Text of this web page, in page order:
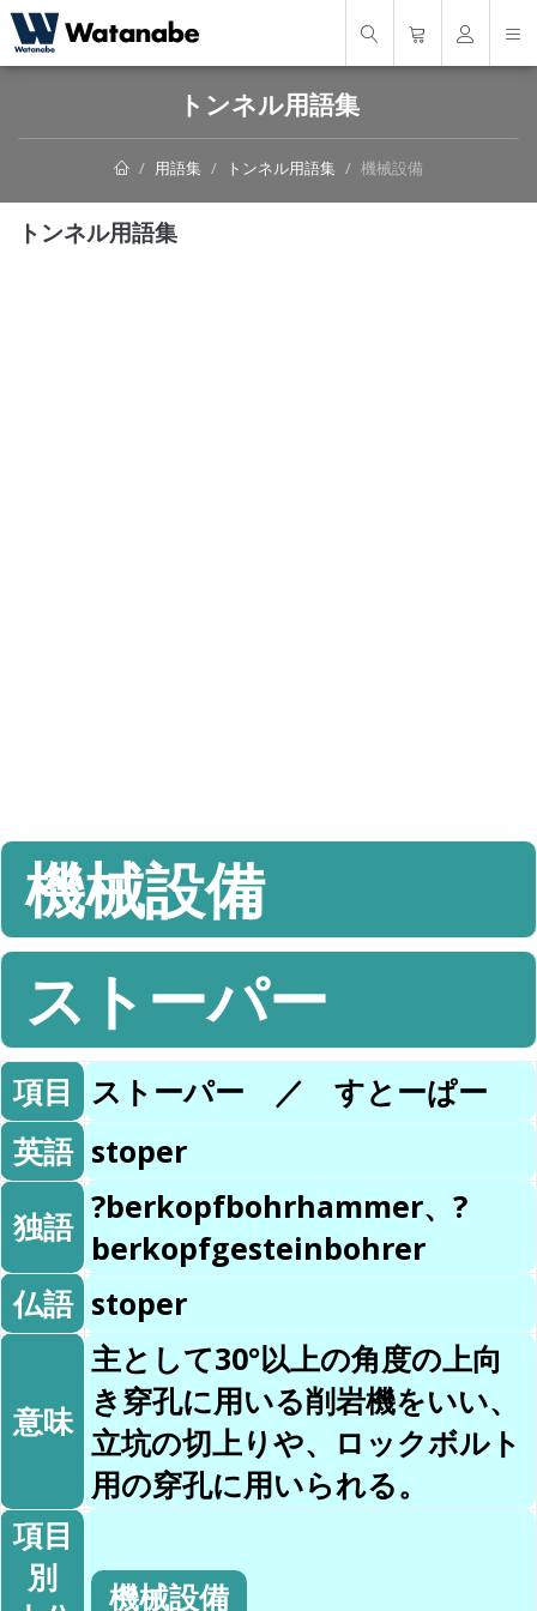
トンネル用語集
用語集 トンネル用語集 機械設備
トンネル用語集
機械設備
ストーパー
項目 ストーパー ／ すとーぱー
英語 stoper
独語 ?berkopfbohrhammer、?
berkopfgesteinbohrer
仏語 stoper
意味
主として30°以上の角度の上向
き穿孔に用いる削岩機をいい、
立坑の切上りや、ロックボルト
用の穿孔に用いられる。
項目
別
機械設備